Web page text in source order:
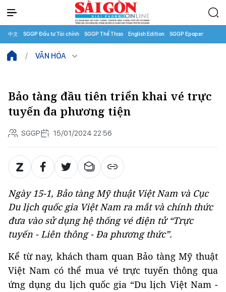
中文 SGGP Đầu tư Tài chính SGGP Thể Thao English Edition SGGP Epaper
VĂN HÓA
Bảo tàng đầu tiên triển khai vé trực
tuyến đa phương tiện
SGGP 15/01/2024 22:56
Ngày 15-1, Bảo tàng Mỹ thuật Việt Nam và Cục
Du lịch quốc gia Việt Nam ra mắt và chính thức
đưa vào sử dụng hệ thống vé điện tử “Trực
tuyến - Liên thông - Đa phương thức”.
Kể từ nay, khách tham quan Bảo tàng Mỹ thuật
Việt Nam có thể mua vé trực tuyến thông qua
ứng dụng du lịch quốc gia “Du lịch Việt Nam -